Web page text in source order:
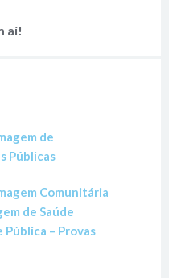
aí!
de
Públicas
Comunitária
de Saúde
Pública – Provas